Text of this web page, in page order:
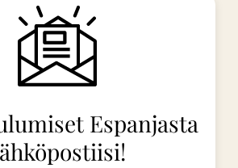
Espanjasta